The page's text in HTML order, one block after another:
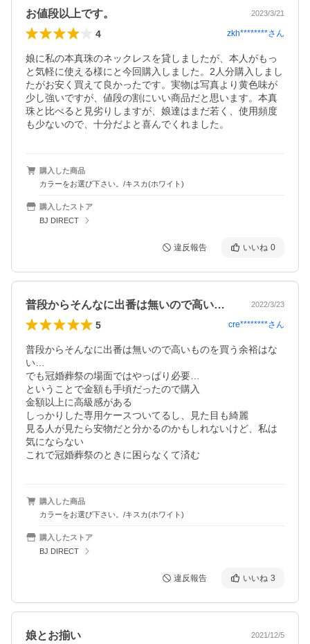
お値段以上です。 2023/3/21
4 zkh********さん
娘に私の本真珠のネックレスを貸しましたが、本人がもっ
と気軽に使える様にと今回購入しました。2人分購入しまし
たがお安く買えて良かったです。実物は写真より黄色味が
少し強いですが、値段の割にいい商品だと思います。本真
珠と比べると見劣りしますが、娘達はまだ若く、使用頻度
も少ないので、十分だよと喜んでくれました。
購入した商品
カラーをお選び下さい。/キスカ(ホワイト)
購入したストア
BJ DIRECT
違反報告 いいね 0
普段からそんなに出番は無いので高いもの… 2022/3/23
5 cre********さん
普段からそんなに出番は無いので高いものを買う余裕はな
い…
でも冠婚葬祭の場面ではやっぱり必要…
ということで金額も手頃だったので購入
金額以上に高級感がある
しっかりした専用ケースついてるし、見た目も綺麗
見る人が見たら安物だと分かるのかもしれないけど、私は
気にならない
これで冠婚葬祭のときに困らなくて済む
購入した商品
カラーをお選び下さい。/キスカ(ホワイト)
購入したストア
BJ DIRECT
違反報告 いいね 3
娘とお揃い 2021/12/5